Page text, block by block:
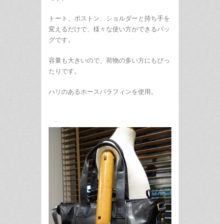
トート、ボストン、ショルダーと持ち手を
変えるだけで、様々な使い方ができるバッ
グです。
容量も大きいので、荷物の多い方にもぴっ
たりです。
ハリのあるホースパラフィンを使用。